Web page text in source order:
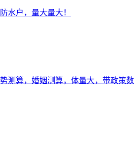
水户，量大量大！
测算，婚姻测算，体量大，带政策数